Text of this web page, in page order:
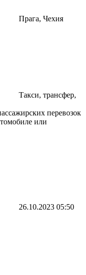
Прага, Чехия
Такси, трансфер,
перевозок
или
26.10.2023 05:50